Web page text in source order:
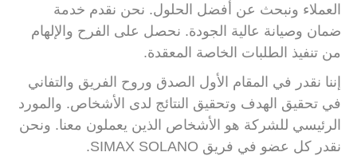
العملاء ونبحث عن أفضل الحلول. نحن نقدم خدمة
ضمان وصيانة عالية الجودة. نحصل على الفرح والإلهام
من تنفيذ الطلبات الخاصة المعقدة.
إننا نقدر في المقام الأول الصدق وروح الفريق والتفاني
في تحقيق الهدف وتحقيق النتائج لدى الأشخاص. والمورد
الرئيسي للشركة هو الأشخاص الذين يعملون معنا. ونحن
نقدر كل عضو في فريق SIMAX SOLANO.